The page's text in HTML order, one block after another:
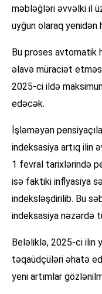
məbləğləri əvvəlki il
uyğun olaraq yenidən
Bu proses avtomatik
əlavə müraciət
2025-ci ildə
edəcək.
İşləməyən
indeksasiya artıq ilin
1 fevral tarixlərində
isə faktiki inflyasiya
indeksləşdirilib. Bu
indeksasiya nəzərdə
Beləliklə, 2025-ci ilin
təqaüdçüləri əhatə
yeni artımlar